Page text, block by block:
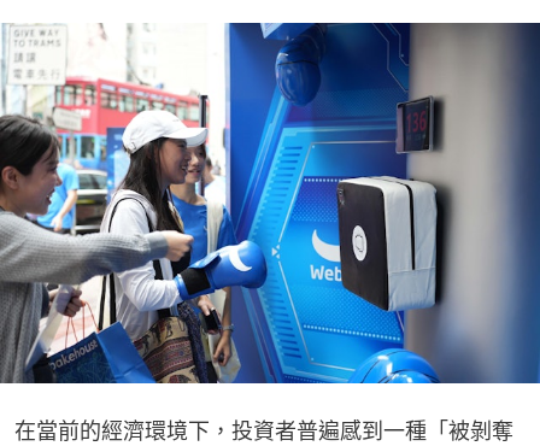
在當前的經濟環境下，投資者普遍感到一種「被剝奪